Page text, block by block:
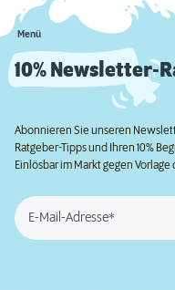
Menü
10% Newsletter-
Abonnieren Sie unseren
Ratgeber-Tipps und Ihren 10%
Einlösbar im Markt gegen
E-Mail-Adresse*